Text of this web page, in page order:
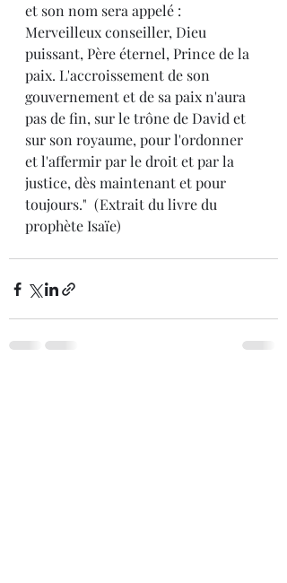
et son nom sera appelé :
Merveilleux conseiller, Dieu
puissant, Père éternel, Prince de la
paix. L'accroissement de son
gouvernement et de sa paix n'aura
pas de fin, sur le trône de David et
sur son royaume, pour l'ordonner
et l'affermir par le droit et par la
justice, dès maintenant et pour
toujours."  (Extrait du livre du
prophète Isaïe)